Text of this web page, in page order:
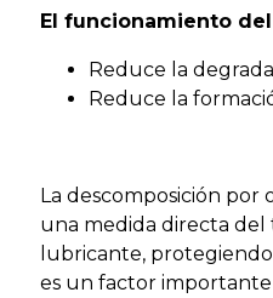
El funcionamiento
Reduce la
Reduce la
La descomposición por
una medida directa del
lubricante,
es un factor importante